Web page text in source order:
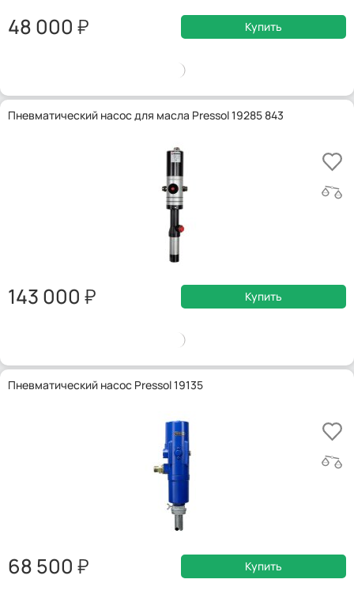
48 000 Купить
Пневматический насос для масла Pressol 19285 843
143 000 Купить
Пневматический насос Pressol 19135
68 500 Купить